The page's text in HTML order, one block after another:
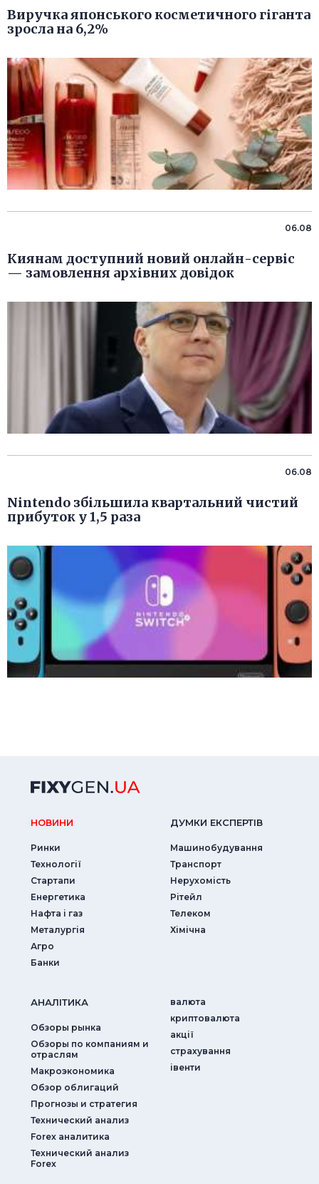
Виручка японського косметичного гіганта
зросла на 6,2%
06.08
Киянам доступний новий онлайн-сервіс
— замовлення архівних довідок
06.08
Nintendo збільшила квартальний чистий
прибуток у 1,5 раза
НОВИНИ
Ринки
Технології
Стартапи
Енергетика
Нафта і газ
Металургія
Агро
Банки
ДУМКИ ЕКСПЕРТIВ
Машинобудування
Транспорт
Нерухомість
Рітейл
Телеком
Хімічна
АНАЛIТИКА
Обзоры рынка
Обзоры по компаниям и
отраслям
Макроэкономика
Обзор облигаций
Прогнозы и стратегия
Технический анализ
Forex аналитика
Технический анализ
Forex
валюта
криптовалюта
акції
страхування
iвенти